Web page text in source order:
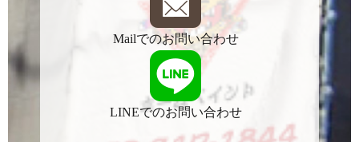
Mailでのお問い合わせ
LINEでのお問い合わせ